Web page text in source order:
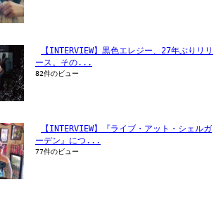
【INTERVIEW】黒色エレジー、27年ぶりリリ
ース。その...
82件のビュー
【INTERVIEW】『ライブ・アット・シェルガ
ーデン』につ...
77件のビュー